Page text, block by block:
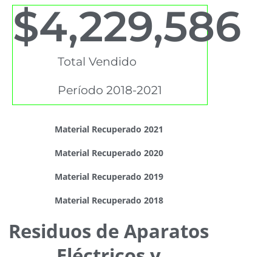
Total Vendido
Período 2018-2021
$4,229,586
Material Recuperado 2021
Material Recuperado 2020
Material Recuperado 2019
Material Recuperado 2018
Residuos de Aparatos